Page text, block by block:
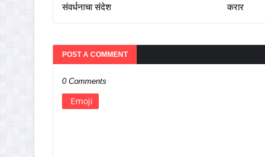
संवर्धनाचा संदेश
करार
POST A COMMENT
0 Comments
Emoji